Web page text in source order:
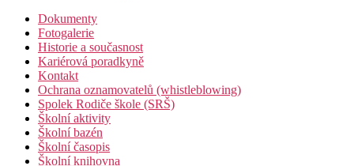
Dokumenty
Fotogalerie
Historie a současnost
Kariérová poradkyně
Kontakt
Ochrana oznamovatelů (whistleblowing)
Spolek Rodiče škole (SRŠ)
Školní aktivity
Školní bazén
Školní časopis
Školní knihovna